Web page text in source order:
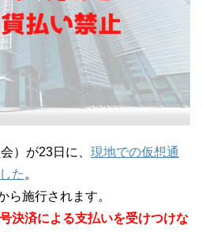
）が23日に、 現地での仮想通
た 。
ら施行されます。
決済による支払いを受けつけな